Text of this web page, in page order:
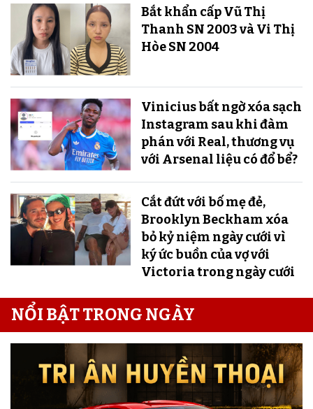
Bắt khẩn cấp Vũ Thị
Thanh SN 2003 và Vi Thị
Hòe SN 2004
Vinicius bất ngờ xóa sạch
Instagram sau khi đàm
phán với Real, thương vụ
với Arsenal liệu có đổ bể?
Cắt đứt với bố mẹ đẻ,
Brooklyn Beckham xóa
bỏ kỷ niệm ngày cưới vì
ký ức buồn của vợ với
Victoria trong ngày cưới
NỔI BẬT TRONG NGÀY